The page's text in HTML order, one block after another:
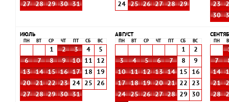
27
28 29 30 31
24
25 26 27 28 29
23
30
ИЮЛЬ
ПН ВТ СР ЧТ СБ ВС
1 2 3 4
5
6
7 8 9 10 11
12
13
14 15 16 17 18
19
20
21 22 23 24 25
26
27
28 29 30 31
АВГУСТ
ПН ВТ СР ЧТ СБ ВС
1
2
3
4 5 6 7 8
9
10
11 12 13 14 15
16
17
18 19 20 21 22
23
24
25 26 27 28 29
30
ПН
7
14
21
28